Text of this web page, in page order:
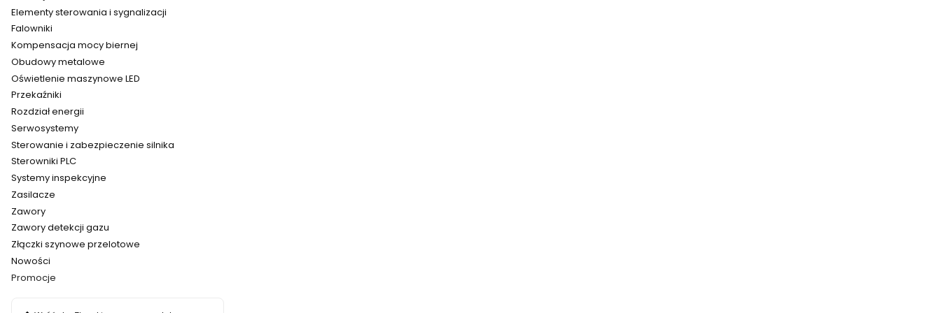
Elementy sterowania i sygnalizacji
Falowniki
Kompensacja mocy biernej
Obudowy metalowe
Oświetlenie maszynowe LED
Przekaźniki
Rozdział energii
Serwosystemy
Sterowanie i zabezpieczenie silnika
Sterowniki PLC
Systemy inspekcyjne
Zasilacze
Zawory
Zawory detekcji gazu
Złączki szynowe przelotowe
Nowości
Promocje